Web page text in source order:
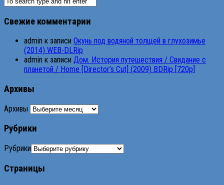
Свежие комментарии
admin к записи Окунь под водяной толщей в глухозимье
(2014) WEB-DLRip
admin к записи Дом. История путешествия / Свидание с
планетой / Home [Director’s Cut] (2009) BDRip [720p]
Архивы
Архивы
Рубрики
Рубрики
Страницы